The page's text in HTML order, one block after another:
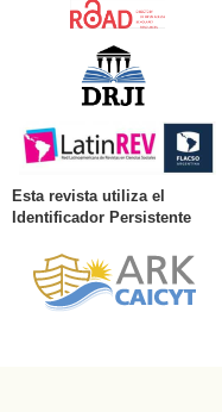
Esta revista utiliza el
Identificador Persistente